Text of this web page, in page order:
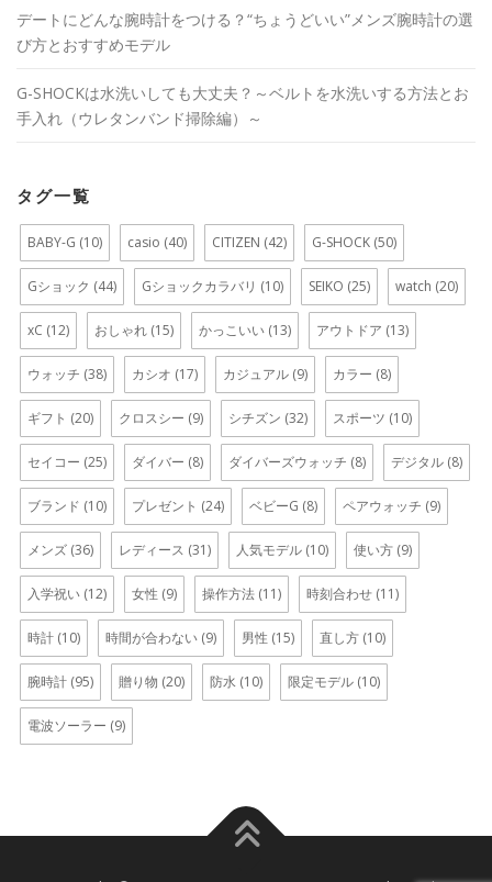
デートにどんな腕時計をつける？“ちょうどいい”メンズ腕時計の選
び方とおすすめモデル
G-SHOCKは水洗いしても大丈夫？～ベルトを水洗いする方法とお
手入れ（ウレタンバンド掃除編）～
タグ一覧
BABY-G (10) casio (40) CITIZEN (42) G-SHOCK (50)
Gショック (44) Gショックカラバリ (10) SEIKO (25) watch (20)
xC (12) おしゃれ (15) かっこいい (13) アウトドア (13)
ウォッチ (38) カシオ (17) カジュアル (9) カラー (8)
ギフト (20) クロスシー (9) シチズン (32) スポーツ (10)
セイコー (25) ダイバー (8) ダイバーズウォッチ (8) デジタル (8)
ブランド (10) プレゼント (24) ベビーG (8) ペアウォッチ (9)
メンズ (36) レディース (31) 人気モデル (10) 使い方 (9)
入学祝い (12) 女性 (9) 操作方法 (11) 時刻合わせ (11)
時計 (10) 時間が合わない (9) 男性 (15) 直し方 (10)
腕時計 (95) 贈り物 (20) 防水 (10) 限定モデル (10)
電波ソーラー (9)